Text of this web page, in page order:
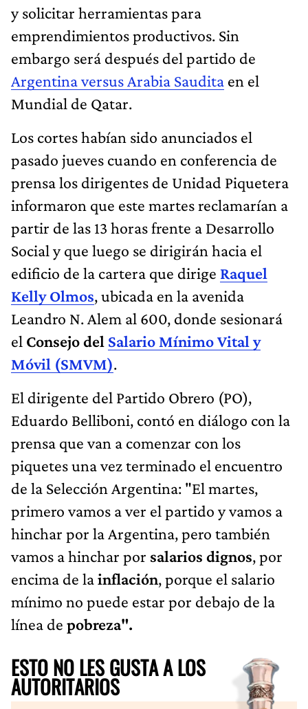
y solicitar herramientas para
emprendimientos productivos. Sin
embargo será después del partido de
Argentina versus Arabia Saudita en el
Mundial de Qatar.
Los cortes habían sido anunciados el
pasado jueves cuando en conferencia de
prensa los dirigentes de Unidad Piquetera
informaron que este martes reclamarían a
partir de las 13 horas frente a Desarrollo
Social y que luego se dirigirán hacia el
edificio de la cartera que dirige Raquel
Kelly Olmos, ubicada en la avenida
Leandro N. Alem al 600, donde sesionará
el Consejo del Salario Mínimo Vital y
Móvil (SMVM).
El dirigente del Partido Obrero (PO),
Eduardo Belliboni, contó en diálogo con la
prensa que van a comenzar con los
piquetes una vez terminado el encuentro
de la Selección Argentina: "El martes,
primero vamos a ver el partido y vamos a
hinchar por la Argentina, pero también
vamos a hinchar por salarios dignos, por
encima de lainflación, porque el salario
mínimo no puede estar por debajo de la
línea de pobreza".
ESTO NO LES GUSTA A LOS
AUTORITARIOS